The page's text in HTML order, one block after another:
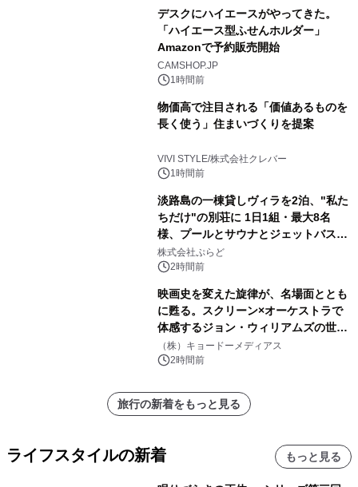
デスクにハイエースがやってきた。
「ハイエース型ふせんホルダー」
Amazonで予約販売開始
CAMSHOP.JP
1時間前
物価高で注目される「価値あるものを
長く使う」住まいづくりを提案
VIVI STYLE/株式会社クレバー
1時間前
淡路島の一棟貸しヴィラを2泊、"私た
ちだけ"の別荘に 1日1組・最大8名
様、プールとサウナとジェットバス付
きで Villa Mon Temps AWAJIの連泊
素泊りプラン
株式会社ぷらど
2時間前
映画史を変えた旋律が、名場面ととも
に甦る。スクリーン×オーケストラで
体感するジョン・ウィリアムズの世
界。ジョン・ウィリアムズ：シネマ・
スペクタキュラー・コンサート 開催決
（株）キョードーメディアス
2時間前
旅行の新着をもっと見る
ライフスタイルの新着 もっと見る